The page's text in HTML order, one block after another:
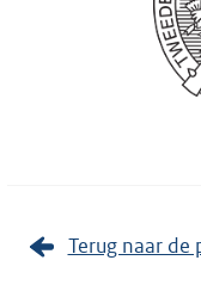
Terug naar de